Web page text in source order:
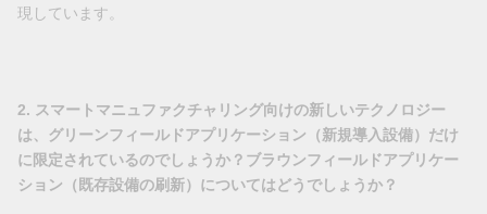
現しています。
2. スマートマニュファクチャリング向けの新しいテクノロジー
は、グリーンフィールドアプリケーション（新規導入設備）だけ
に限定されているのでしょうか？ブラウンフィールドアプリケー
ション（既存設備の刷新）についてはどうでしょうか？